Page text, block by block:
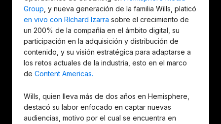
Group, y nueva generación de la familia Wills, platicó
en vivo con Ríchard Izarra sobre el crecimiento de
un 200% de la compañía en el ámbito digital, su
participación en la adquisición y distribución de
contenido, y su visión estratégica para adaptarse a
los retos actuales de la industria, esto en el marco
de Content Americas.
Wills, quien lleva más de dos años en Hemisphere,
destacó su labor enfocado en captar nuevas
audiencias, motivo por el cual se encuentra en